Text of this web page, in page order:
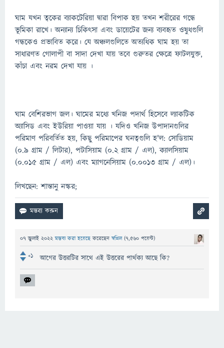
ঘাম যখন ত্বকের ব্যাকটেরিয়া দ্বারা বিপাক হয় তখন শরীরের গন্ধে
ভূমিকা রাখে। অন্যান্য চিকিৎসা এবং ডায়েটের জন্য ব্যবহৃত ওষুধগুলি
গন্ধকেও প্রভাবিত করে। যে অঞ্চলগুলিতে অত্যধিক ঘাম হয় তা
সাধারণত গোলাপী বা সাদা দেখা যায় তবে গুরুতর ক্ষেত্রে ফাটলযুক্ত,
কাঁচা এবং নরম দেখা যায় ।
ঘাম বেশিরভাগ জল। ঘামের মধ্যে খনিজ পদার্থ হিসেবে ল্যাকটিক
অ্যাসিড এবং ইউরিয়া পাওয়া যায় । যদিও খনিজ উপাদানগুলির
পরিমাণ পরিবর্তিত হয়, কিছু পরিমাপের ঘনত্বগুলি হ'ল: সোডিয়াম
(0.9 গ্রাম / লিটার), পটাসিয়াম (0.2 গ্রাম / এল), ক্যালসিয়াম
(0.015 গ্রাম / এল) এবং ম্যাগনেসিয়াম (0.0013 গ্রাম / এল)।
লিখছেন: শান্তানু নস্কর;
07 জুলাই 2022 মন্তব্য করা হয়েছেকরেছেনস্বপ্নিল (7,560 পয়েন্ট)
+1 আগের উত্তরটির সাথে এই উত্তরের পার্থক্য আছে কি?